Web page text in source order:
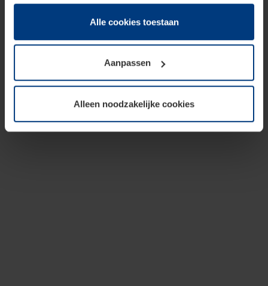
hun diensten hebben verzameld.
Juridisch hebben wij het recht om cookies op uw
van deze pagina's absoluut vereist is. Voor alle andere
soorten cookies is uw toestemming benodigd. Uw
toestemming kunt u op elk moment bij de uitleg van de
wijzigen of herroepen.
Alle cookies toestaan
Aanpassen
Alleen noodzakelijke cookies